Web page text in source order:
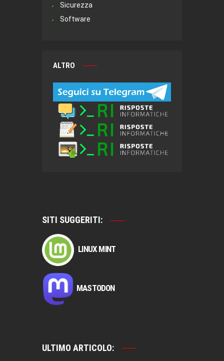
Sicurezza
Software
ALTRO
SITI SUGGERITI:
LINUX MINT
MASTODON
ULTIMO ARTICOLO: